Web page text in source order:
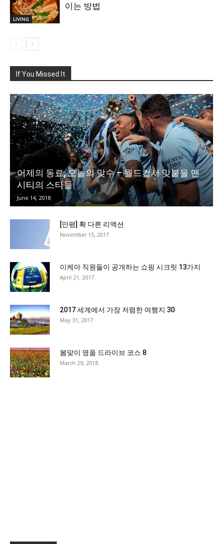
LIVING
이는 방법
If You Missed It
어제의 동료, 오늘의 맞수 – 월드컵서 맞붙을 맨
시티의 스타들
June 14, 2018
[만평] 확 다른 리액션
November 15, 2017
이케아 직원들이 공개하는 쇼핑 시크릿 13가지
April 21, 2017
2017 세계에서 가장 저렴한 여행지 30
May 31, 2017
봄맞이 명품 드라이브 코스 8
March 29, 2018